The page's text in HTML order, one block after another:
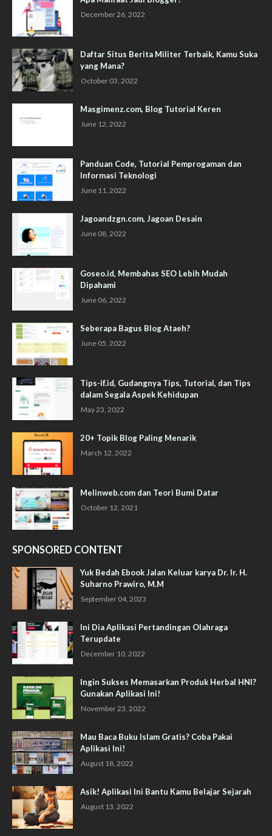
December 26, 2022
Daftar Situs Berita Militer Terbaik, Kamu Suka
yang Mana?
October 03, 2022
Masgimenz.com, Blog Tutorial Keren
June 12, 2022
Panduan Code, Tutorial Pemprogaman dan
Informasi Teknologi
June 11, 2022
Jagoandzgn.com, Jagoan Desain
June 08, 2022
Goseo.id, Membahas SEO Lebih Mudah
Dipahami
June 06, 2022
Seberapa Bagus Blog Ataeh?
June 05, 2022
Tips-if.id, Gudangnya Tips, Tutorial, dan Tips
dalam Segala Aspek Kehidupan
May 23, 2022
20+ Topik Blog Paling Menarik
March 12, 2022
Melinweb.com dan Teori Bumi Datar
October 12, 2021
SPONSORED CONTENT
Yuk Bedah Ebook Jalan Keluar karya Dr. Ir. H.
Suharno Prawiro, M.M
September 04, 2023
Ini Dia Aplikasi Pertandingan Olahraga
Terupdate
December 10, 2022
Ingin Sukses Memasarkan Produk Herbal HNI?
Gunakan Aplikasi Ini!
November 23, 2022
Mau Baca Buku Islam Gratis? Coba Pakai
Aplikasi Ini!
August 18, 2022
Asik! Aplikasi Ini Bantu Kamu Belajar Sejarah
August 13, 2022